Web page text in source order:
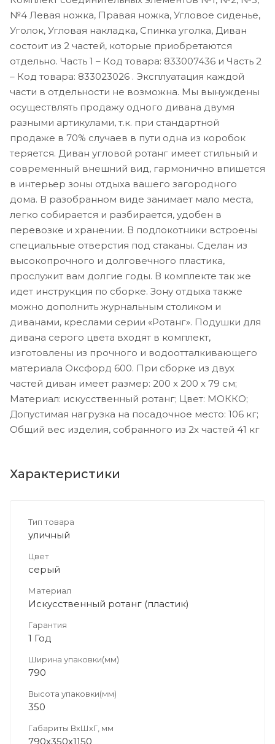
№4 Левая ножка, Правая ножка, Угловое сиденье,
Уголок, Угловая накладка, Спинка уголка, Диван
состоит из 2 частей, которые приобретаются
отдельно. Часть 1 – Код товара: 833007436 и Часть 2
– Код товара: 833023026 . Эксплуатация каждой
части в отдельности не возможна. Мы вынуждены
осуществлять продажу одного дивана двумя
разными артикулами, т.к. при стандартной
продаже в 70% случаев в пути одна из коробок
теряется. Диван угловой ротанг имеет стильный и
современный внешний вид, гармонично впишется
в интерьер зоны отдыха вашего загородного
дома. В разобранном виде занимает мало места,
легко собирается и разбирается, удобен в
перевозке и хранении. В подлокотники встроены
специальные отверстия под стаканы. Сделан из
высокопрочного и долговечного пластика,
прослужит вам долгие годы. В комплекте так же
идет инструкция по сборке. Зону отдыха также
можно дополнить журнальным столиком и
диванами, креслами серии «Ротанг». Подушки для
дивана серого цвета входят в комплект,
изготовлены из прочного и водоотталкивающего
материала Оксфорд 600. При сборке из двух
частей диван имеет размер: 200 x 200 x 79 см;
Материал: искусственный ротанг; Цвет: МОККО;
Допустимая нагрузка на посадочное место: 106 кг;
Общий вес изделия, собранного из 2х частей 41 кг
Характеристики
Тип товара
уличный
Цвет
серый
Материал
Искусственный ротанг (пластик)
Гарантия
1 Год
Ширина упаковки(мм)
790
Высота упаковки(мм)
350
Габариты ВхШхГ, мм
790х350х1150